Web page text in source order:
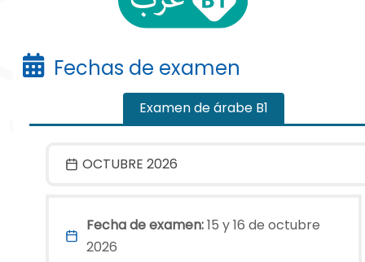
Fechas de examen
Examen de árabe B1
OCTUBRE 2026
Fecha de examen:15 y 16 de octubre
2026